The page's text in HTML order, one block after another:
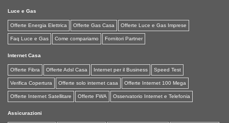
Luce e Gas
Offerte Energia Elettrica Offerte Gas Casa Offerte Luce e Gas Imprese
Faq Luce e Gas Come compariamo Fornitori Partner
Internet Casa
Offerte Fibra Offerte Adsl Casa Internet per il Business Speed Test
Verifica Copertura Offerte solo internet casa Offerte Internet 100 Mega
Offerte Internet Satellitare Offerte FWA Osservatorio Internet e Telefonia
Assicurazioni